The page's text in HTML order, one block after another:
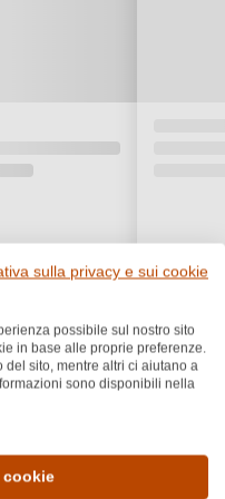
sulla privacy e sui cookie
possibile sul nostro sito
in base alle proprie preferenze.
sito, mentre altri ci aiutano a
sono disponibili nella